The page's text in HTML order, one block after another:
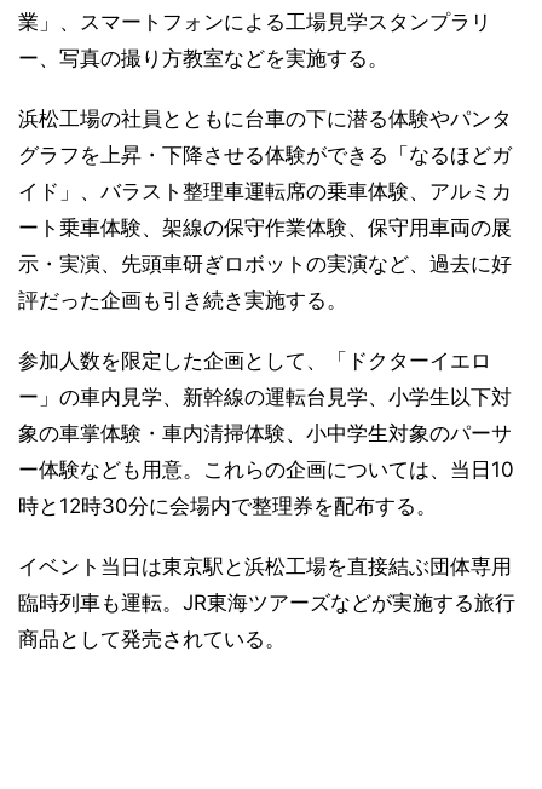
業」、スマートフォンによる工場見学スタンプラリ
ー、写真の撮り方教室などを実施する。
浜松工場の社員とともに台車の下に潜る体験やパンタ
グラフを上昇・下降させる体験ができる「なるほどガ
イド」、バラスト整理車運転席の乗車体験、アルミカ
ート乗車体験、架線の保守作業体験、保守用車両の展
示・実演、先頭車研ぎロボットの実演など、過去に好
評だった企画も引き続き実施する。
参加人数を限定した企画として、「ドクターイエロ
ー」の車内見学、新幹線の運転台見学、小学生以下対
象の車掌体験・車内清掃体験、小中学生対象のパーサ
ー体験なども用意。これらの企画については、当日10
時と12時30分に会場内で整理券を配布する。
イベント当日は東京駅と浜松工場を直接結ぶ団体専用
臨時列車も運転。JR東海ツアーズなどが実施する旅行
商品として発売されている。